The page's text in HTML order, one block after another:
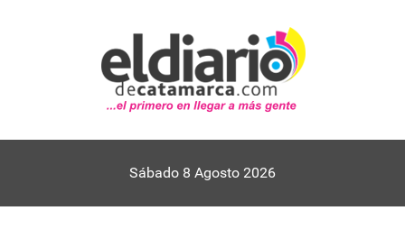
Sábado 8 Agosto 2026